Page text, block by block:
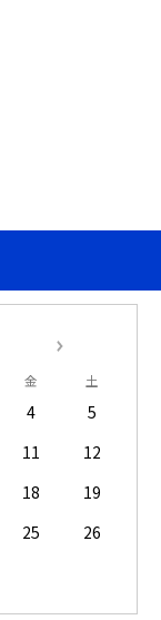
金 土
4
5
11
12
18
19
25
26